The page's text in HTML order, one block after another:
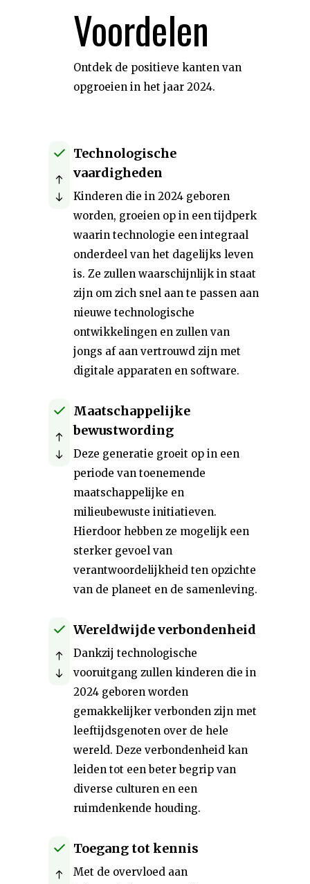
Voordelen
Ontdek de positieve kanten van
opgroeien in het jaar 2024.
Technologische
vaardigheden
Kinderen die in 2024 geboren
worden, groeien op in een tijdperk
waarin technologie een integraal
onderdeel van het dagelijks leven
is. Ze zullen waarschijnlijk in staat
zijn om zich snel aan te passen aan
nieuwe technologische
ontwikkelingen en zullen van
jongs af aan vertrouwd zijn met
digitale apparaten en software.
Maatschappelijke
bewustwording
Deze generatie groeit op in een
periode van toenemende
maatschappelijke en
milieubewuste initiatieven.
Hierdoor hebben ze mogelijk een
sterker gevoel van
verantwoordelijkheid ten opzichte
van de planeet en de samenleving.
Wereldwijde verbondenheid
Dankzij technologische
vooruitgang zullen kinderen die in
2024 geboren worden
gemakkelijker verbonden zijn met
leeftijdsgenoten over de hele
wereld. Deze verbondenheid kan
leiden tot een beter begrip van
diverse culturen en een
ruimdenkende houding.
Toegang tot kennis
Met de overvloed aan